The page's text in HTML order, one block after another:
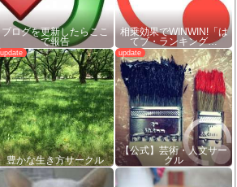
ブログを更新したらここ
で報告
相乗効果でWINWIN!「は
てブ・ランキング…
豊かな生き方サークル
【公式】芸術・人文サー
クル